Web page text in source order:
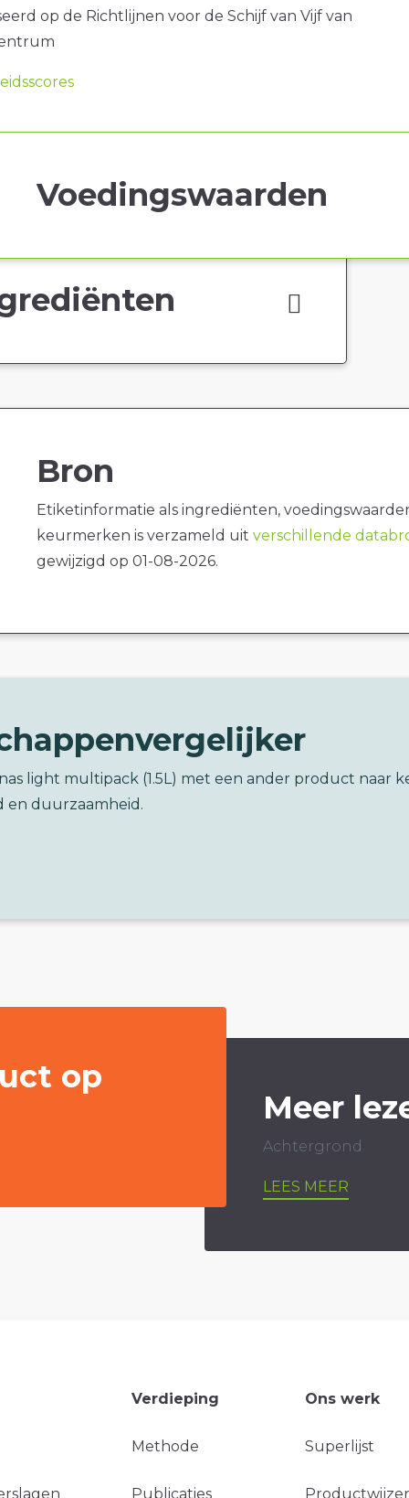
op de Richtlijnen voor de Schijf van Vijf van
Voedingswaarden
Bron
Etiketinformatie als ingrediënten,
keurmerken is verzameld uit verschillende
gewijzigd op 01-08-2026.
light multipack (1.5L) met een ander product naar
en duurzaamheid.
op
Meer
Achtergrond
LEES MEER
Verdieping
Methode
Publicaties
Ons werk
Superlijst